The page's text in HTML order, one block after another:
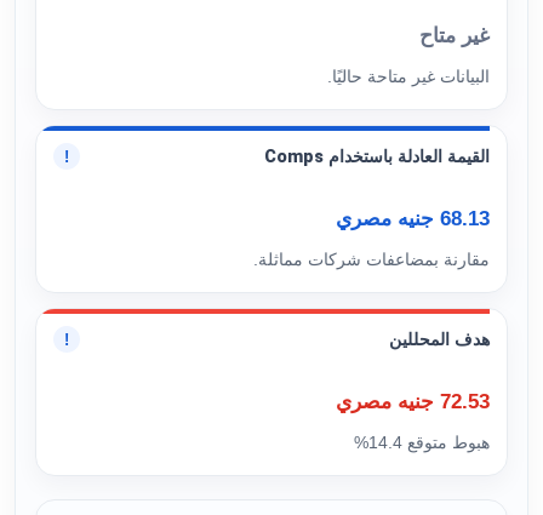
غير متاح
البيانات غير متاحة حاليًا.
القيمة العادلة باستخدام Comps !
68.13 جنيه مصري
مقارنة بمضاعفات شركات مماثلة.
هدف المحللين !
72.53 جنيه مصري
هبوط متوقع 14.4%